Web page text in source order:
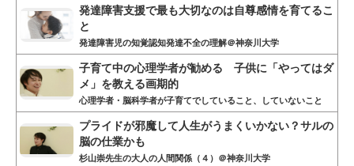
発達障害支援で最も大切なのは自尊感情を育てるこ
と
発達障害児の知覚認知発達不全の理解＠神奈川大学
子育て中の心理学者が勧める 子供に「やってはダ
メ」を教える画期的
心理学者・脳科学者が子育てでしていること、していないこと
プライドが邪魔して人生がうまくいかない？サルの
脳の仕業かも
杉山崇先生の大人の人間関係（４）＠神奈川大学